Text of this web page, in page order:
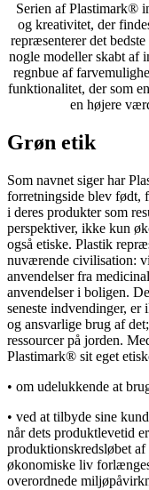
Serien af Plastimark®
og kreativitet, der
repræsenterer det
nogle modeller skabt af
regnbue af
funktionalitet, der som
en højere
Grøn etik
Som navnet siger har
forretningside blev født,
i deres produkter som
perspektiver, ikke kun
også etiske. Plastik
nuværende civilisation:
anvendelser fra
anvendelser i boligen.
seneste indvendinger, er
og ansvarlige brug af
ressourcer på jorden.
Plastimark® sit eget
• om udelukkende at
• ved at tilbyde sine
når dets produktlevetid
produktionskredsløbet af
økonomiske liv
overordnede